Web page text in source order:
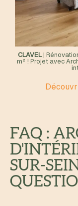
CLAVEL |
m² ! Projet avec
FAQ :
SUR-